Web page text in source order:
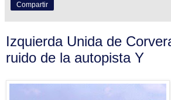
Compartir
Izquierda Unida de
ruido de la autopista Y